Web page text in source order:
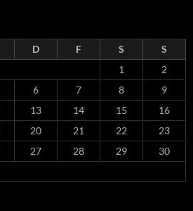
D F S
S
1
2
6 7 8
9
13 14 15
16
20 21 22
23
27 28 29
30